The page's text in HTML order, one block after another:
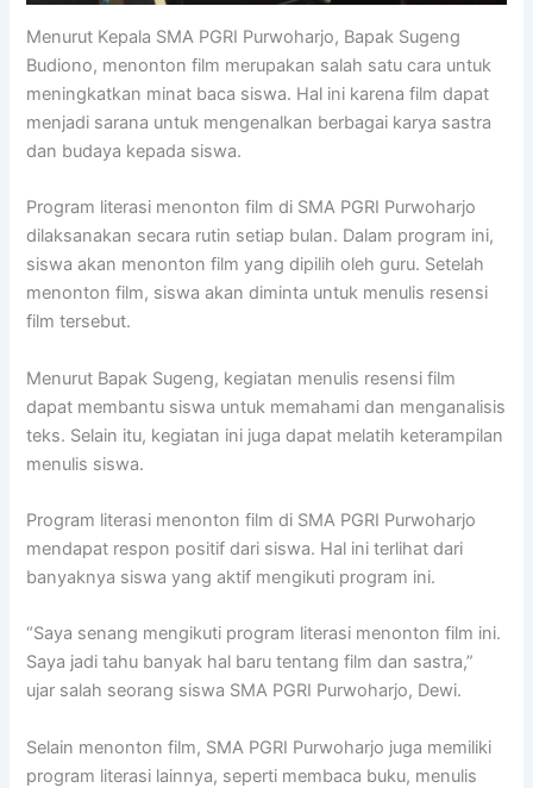
Menurut Kepala SMA PGRI Purwoharjo, Bapak Sugeng
Budiono, menonton film merupakan salah satu cara untuk
meningkatkan minat baca siswa. Hal ini karena film dapat
menjadi sarana untuk mengenalkan berbagai karya sastra
dan budaya kepada siswa.
Program literasi menonton film di SMA PGRI Purwoharjo
dilaksanakan secara rutin setiap bulan. Dalam program ini,
siswa akan menonton film yang dipilih oleh guru. Setelah
menonton film, siswa akan diminta untuk menulis resensi
film tersebut.
Menurut Bapak Sugeng, kegiatan menulis resensi film
dapat membantu siswa untuk memahami dan menganalisis
teks. Selain itu, kegiatan ini juga dapat melatih keterampilan
menulis siswa.
Program literasi menonton film di SMA PGRI Purwoharjo
mendapat respon positif dari siswa. Hal ini terlihat dari
banyaknya siswa yang aktif mengikuti program ini.
“Saya senang mengikuti program literasi menonton film ini.
Saya jadi tahu banyak hal baru tentang film dan sastra,”
ujar salah seorang siswa SMA PGRI Purwoharjo, Dewi.
Selain menonton film, SMA PGRI Purwoharjo juga memiliki
program literasi lainnya, seperti membaca buku, menulis